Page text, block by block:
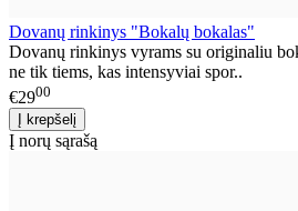
Dovanų rinkinys "Bokalų bokalas"
Dovanų rinkinys vyrams su originaliu
ne tik tiems, kas intensyviai spor..
€2900
Į norų sąrašą